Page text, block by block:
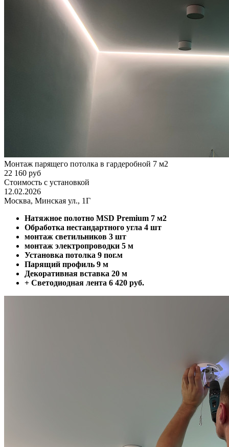
Монтаж парящего потолка в гардеробной 7 м2
22 160 руб
Стоимость с установкой
12.02.2026
Москва, Минская ул., 1Г
Натяжное полотно MSD Premium 7 м2
Обработка нестандартного угла 4 шт
монтаж светильников 3 шт
монтаж электропроводки 5 м
Установка потолка 9 пог.м
Парящий профиль 9 м
Декоративная вставка 20 м
+ Светодиодная лента 6 420 руб.